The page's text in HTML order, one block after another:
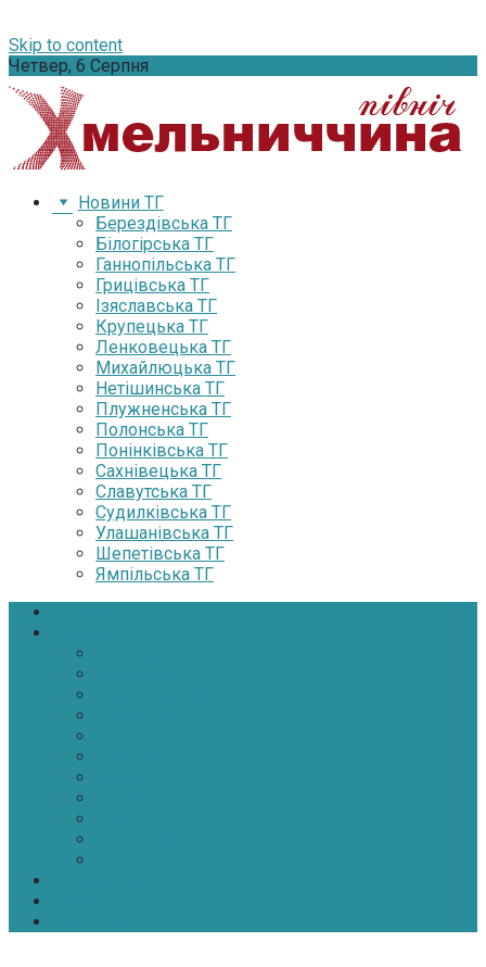
Skip to content
Четвер, 6 Серпня
Новини ТГ
Берездівська ТГ
Білогірська ТГ
Ганнопільська ТГ
Грицівська ТГ
Ізяславська ТГ
Крупецька ТГ
Ленковецька ТГ
Михайлюцька ТГ
Нетішинська ТГ
Плужненська ТГ
Полонська ТГ
Понінківська ТГ
Сахнівецька ТГ
Славутська ТГ
Судилківська ТГ
Улашанівська ТГ
Шепетівська ТГ
Ямпільська ТГ